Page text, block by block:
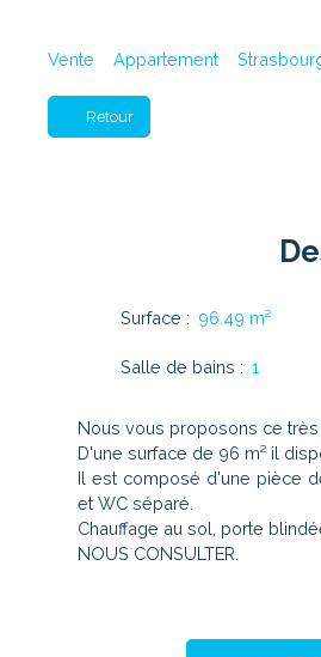
Vente Appartement
Retour
Surface : 96.49 m²
Salle de bains : 1
Nous vous proposons ce très
D'une surface de 96 m² il
Il est composé d'une pièce
et WC séparé.
Chauffage au sol, porte
NOUS CONSULTER.